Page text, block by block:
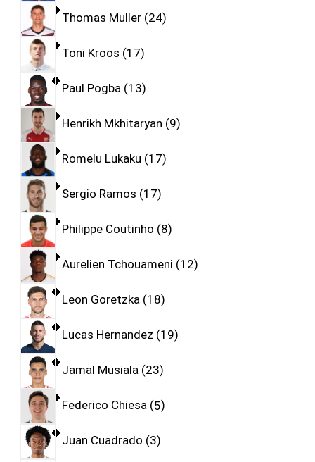
Thomas Muller 24
Toni Kroos 17
Paul Pogba 13
Henrikh Mkhitaryan 9
Romelu Lukaku 17
Sergio Ramos 17
Philippe Coutinho 8
Aurelien Tchouameni 12
Leon Goretzka 18
Lucas Hernandez 19
Jamal Musiala 23
Federico Chiesa 5
Juan Cuadrado 3